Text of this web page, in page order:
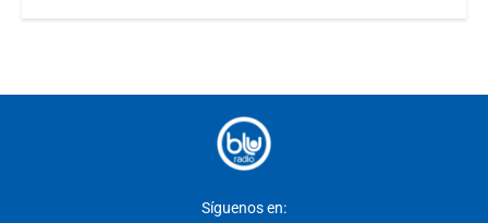
Síguenos en: